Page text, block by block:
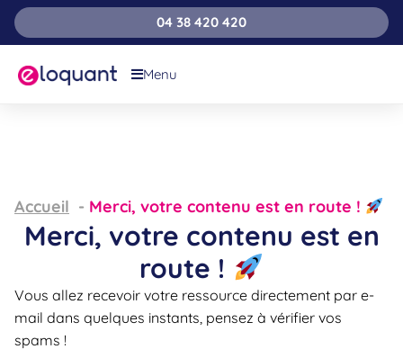
04 38 420 420
Menu
Accueil Merci, votre contenu est en route !
Merci, votre contenu est en
route !
Vous allez recevoir votre ressource directement par e-
mail dans quelques instants, pensez à vérifier vos
spams !